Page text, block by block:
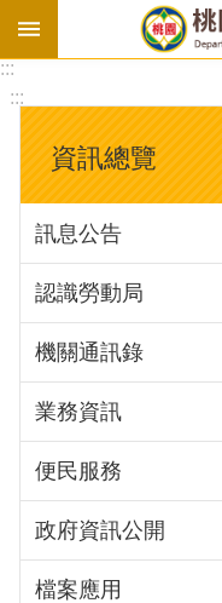
基
法
勞
資
會
庇
護
工
場
進
訊
息
:::
:::
資訊總覽
訊息公告
認識勞動局
機關通訊錄
業務資訊
便民服務
政府資訊公開
檔案應用